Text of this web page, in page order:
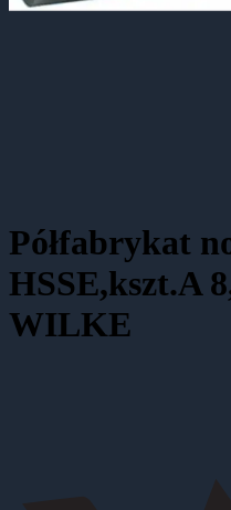
Półfabrykat
HSSE,kszt.A
WILKE